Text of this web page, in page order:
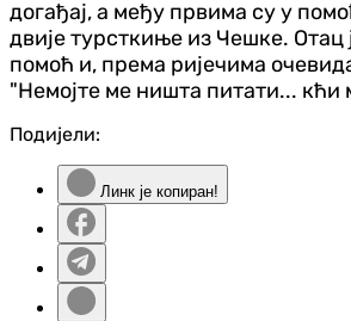
догађај, а међу првима су у
двије турсткиње из Чешке. Отац
помоћ и, према ријечима
"Немојте ме ништа питати... кћи
Подијели:
Линк је копиран!